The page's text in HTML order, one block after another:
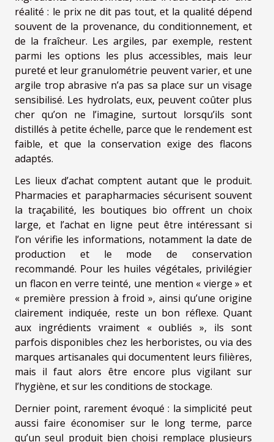
réalité : le prix ne dit pas tout, et la qualité dépend
souvent de la provenance, du conditionnement, et
de la fraîcheur. Les argiles, par exemple, restent
parmi les options les plus accessibles, mais leur
pureté et leur granulométrie peuvent varier, et une
argile trop abrasive n’a pas sa place sur un visage
sensibilisé. Les hydrolats, eux, peuvent coûter plus
cher qu’on ne l’imagine, surtout lorsqu’ils sont
distillés à petite échelle, parce que le rendement est
faible, et que la conservation exige des flacons
adaptés.
Les lieux d’achat comptent autant que le produit.
Pharmacies et parapharmacies sécurisent souvent
la traçabilité, les boutiques bio offrent un choix
large, et l’achat en ligne peut être intéressant si
l’on vérifie les informations, notamment la date de
production et le mode de conservation
recommandé. Pour les huiles végétales, privilégier
un flacon en verre teinté, une mention « vierge » et
« première pression à froid », ainsi qu’une origine
clairement indiquée, reste un bon réflexe. Quant
aux ingrédients vraiment « oubliés », ils sont
parfois disponibles chez les herboristes, ou via des
marques artisanales qui documentent leurs filières,
mais il faut alors être encore plus vigilant sur
l’hygiène, et sur les conditions de stockage.
Dernier point, rarement évoqué : la simplicité peut
aussi faire économiser sur le long terme, parce
qu’un seul produit bien choisi remplace plusieurs